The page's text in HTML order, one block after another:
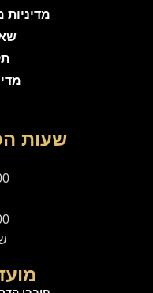
שעות